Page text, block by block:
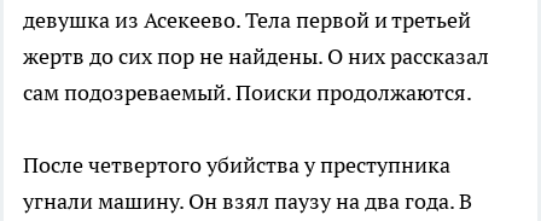
девушка из Асекеево. Тела первой и третьей
жертв до сих пор не найдены. О них рассказал
сам подозреваемый. Поиски продолжаются.
После четвертого убийства у преступника
угнали машину. Он взял паузу на два года. В